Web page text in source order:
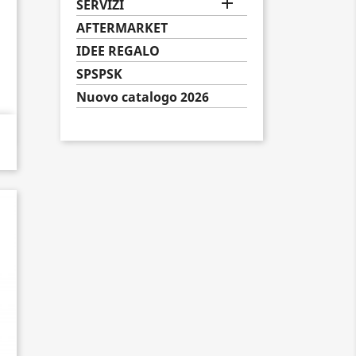
SERVIZI
AFTERMARKET
IDEE REGALO
SPSPSK
Nuovo catalogo 2026